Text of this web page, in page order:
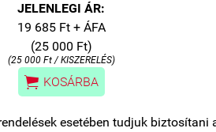
JELENLEGI ÁR:
19 685 Ft + ÁFA
(25 000 Ft)
(25 000 Ft / KISZERELÉS)
 KOSÁRBA
esetében tudjuk biztosítani